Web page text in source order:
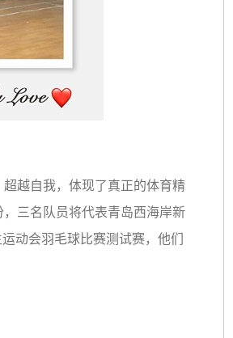
越自我， 体现了真正的体育精
三名队员将代表青岛西海岸新
动会羽毛球比赛测试赛，他们